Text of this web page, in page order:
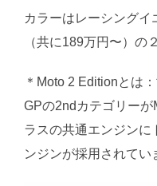
カラーはレーシングイ
（共に189万円〜）の
＊Moto 2 Editionとは
GPの2ndカテゴリーが
ラスの共通エンジンに
ンジンが採用されてい